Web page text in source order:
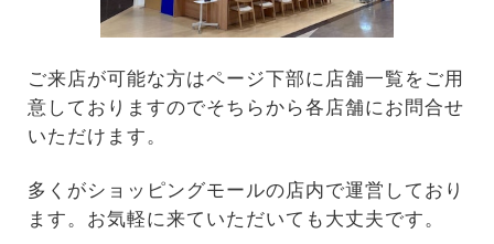
ご来店が可能な方はページ下部に店舗一覧をご用
意しておりますのでそちらから各店舗にお問合せ
いただけます。
多くがショッピングモールの店内で運営しており
ます。お気軽に来ていただいても大丈夫です。